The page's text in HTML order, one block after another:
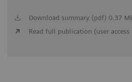
Download summary (pdf) 0.37
Read full publication (user access